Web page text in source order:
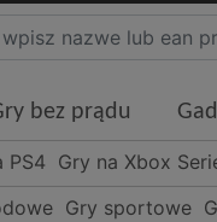
bez prądu
PS4 Gry na Xbox
Gry sportowe